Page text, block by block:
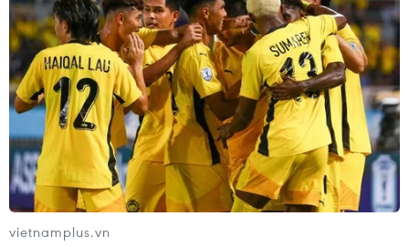
Bộ Tư lệnh Vùng Cảnh sát biển 1 giữ 2.000
tấn than không rõ nguồn gốc
17/07/2019 12:21
Bộ Tư lệnh Vùng Cảnh sát biển 1 phát hiện một đoàn tàu
gồm tàu đẩy mang số hiệu NB 2847 cùng 2 sà lan thuộc
Công ty Dương Giang đang chở khoảng 2.000 tấn than
nhiệt thấp.
vietnamplus.vn